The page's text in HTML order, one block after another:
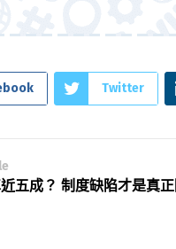
Twitter
五成？ 制度缺陷才是真